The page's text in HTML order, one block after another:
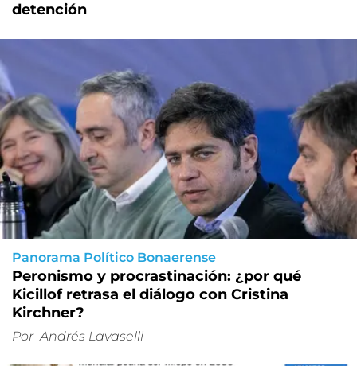
detención
Panorama Político Bonaerense
Peronismo y procrastinación: ¿por qué
Kicillof retrasa el diálogo con Cristina
Kirchner?
Por Andrés Lavaselli